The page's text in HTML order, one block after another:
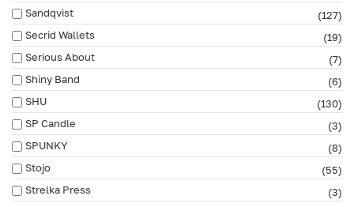
Sandqvist
(127)
Secrid Wallets
(19)
Serious About
(7)
Shiny Band
(6)
SHU
(130)
SP Candle
(3)
SPUNKY
(8)
Stojo
(55)
Strelka Press
(3)